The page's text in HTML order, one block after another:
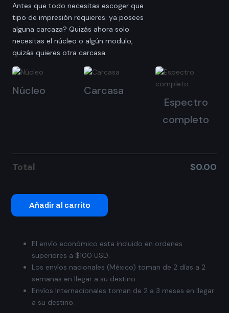
Antes que todo necesitas escoger que
tipo de impresión requieres: ya posees
alguna carcaza? Quizás ahora solo
necesitas el núcleo o algún modulo,
quizás quieres otra carcasa.
Núcleo
Carcasa
Espectro
completo
Total $0.00
Añadir al carrito
El envío económico esta incluido en ordenes
superiores a $100 USD.
Los envíos nacionales (México) toman de 2 días a 2
semanas en llegar a su destino.
Envíos Internacionales toman de 2 a 3 meses en llegar
a su destino.